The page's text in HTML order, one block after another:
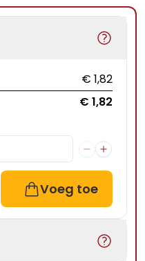
€ 1,82
€ 1,82
Voeg toe